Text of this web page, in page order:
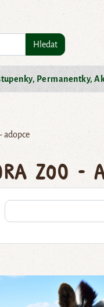
Hledat
Permanentky,
adopce
zoo -